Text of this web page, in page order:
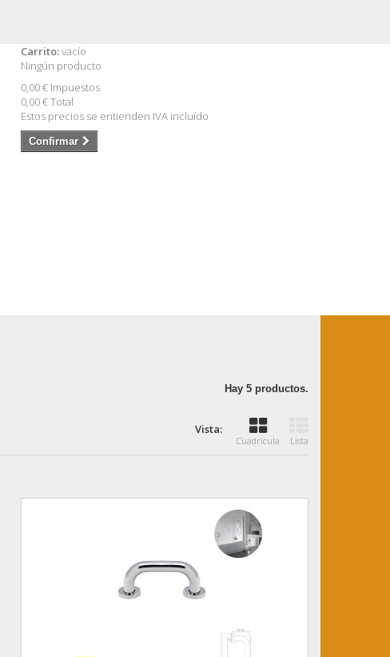
Carrito:vacío
Ningún producto
0,00 € Impuestos
0,00 €Total
Estos precios se entienden IVA incluído
Confirmar
Hay 5 productos.
Vista:
Cuadrícula Lista